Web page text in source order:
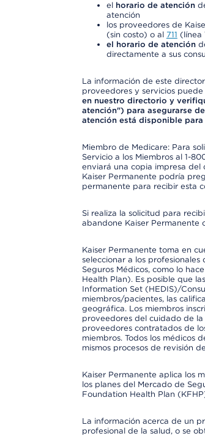
el horario de atención
atención
los proveedores de
(sin costo) o al 711 (línea
el horario de atención
directamente a sus
La información de este
proveedores y servicios puede
en nuestro directorio y
atención") para asegurarse
atención está disponible
Miembro de Medicare: Para
Servicio a los Miembros al 1-
enviará una copia impresa del
Kaiser Permanente podría
permanente para recibir esta
Si realiza la solicitud para
abandone Kaiser Permanente
Kaiser Permanente toma en
seleccionar a los
Seguros Médicos, como lo
Health Plan). Es posible que
Information Set (HEDIS)/
miembros/pacientes, las
geográfica. Los miembros
proveedores del cuidado de
proveedores contratados de
miembros. Todos los médicos
mismos procesos de revisión
Kaiser Permanente aplica los
los planes del Mercado de
Foundation Health Plan
La información acerca de un
profesional de la salud, o se